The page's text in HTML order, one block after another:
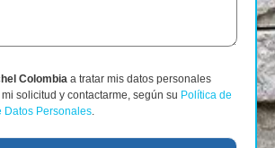
Colombia a tratar mis datos personales
solicitud y contactarme, según su Política de
Datos Personales